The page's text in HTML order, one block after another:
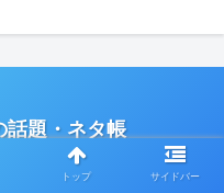
話題・ネタ帳
／ privacy policy
トップ サイドバー